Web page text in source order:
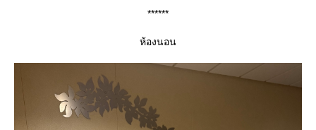
******
ห้องนอน